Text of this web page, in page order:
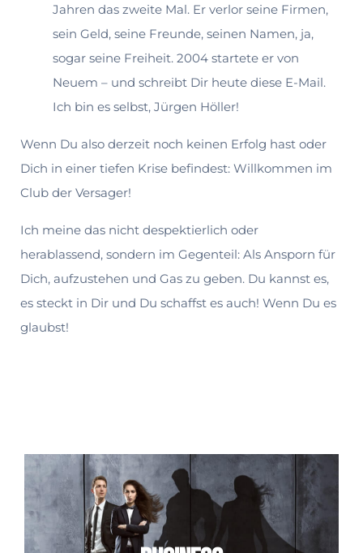
Jahren das zweite Mal. Er ver­lor seine Firmen,
sein Geld, seine Freunde, seinen Namen, ja,
sogar seine Freiheit. 2004 startete er von
Neuem – und schreibt Dir heute diese E-Mail.
Ich bin es selbst, Jürgen Höller!
Wenn Du also derzeit noch keinen Erfolg hast oder
Dich in einer tiefen Krise befin­dest: Willkommen im
Club der Versager!
Ich meine das nicht despektierlich oder
herablassend, sondern im Gegenteil: Als An­sporn für
Dich, aufzustehen und Gas zu geben. Du kannst es,
es steckt in Dir und Du schaffst es auch! Wenn Du es
glaubst!